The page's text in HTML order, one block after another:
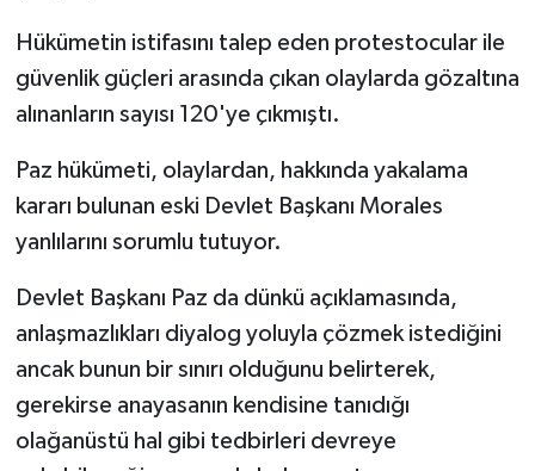
Hükümetin istifasını talep eden protestocular ile
güvenlik güçleri arasında çıkan olaylarda gözaltına
alınanların sayısı 120'ye çıkmıştı.
Paz hükümeti, olaylardan, hakkında yakalama
kararı bulunan eski Devlet Başkanı Morales
yanlılarını sorumlu tutuyor.
Devlet Başkanı Paz da dünkü açıklamasında,
anlaşmazlıkları diyalog yoluyla çözmek istediğini
ancak bunun bir sınırı olduğunu belirterek,
gerekirse anayasanın kendisine tanıdığı
olağanüstü hal gibi tedbirleri devreye